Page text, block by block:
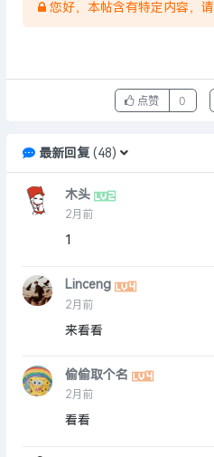
您好，本帖含有特定内容，请
点赞 0
最新回复 ( 48)
木头
2月前
1
Linceng
2月前
来看看
偷偷取个名
2月前
看看